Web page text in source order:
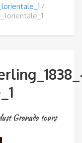
Granada tours